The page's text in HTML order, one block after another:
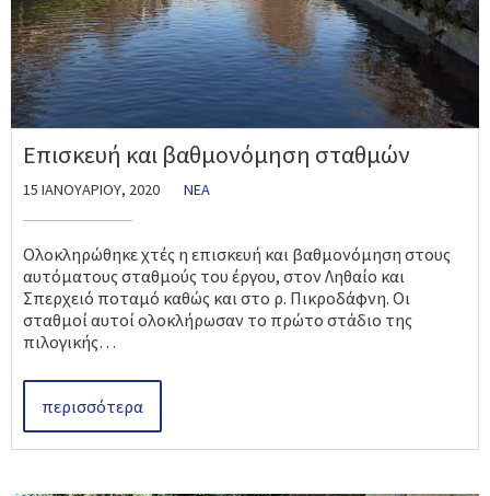
Επισκευή και βαθμονόμηση σταθμών
15 ΙΑΝΟΥΑΡΊΟΥ, 2020 ΝΈΑ
Ολοκληρώθηκε χτές η επισκευή και βαθμονόμηση στους
αυτόματους σταθμούς του έργου, στον Ληθαίο και
Σπερχειό ποταμό καθώς και στο ρ. Πικροδάφνη. Οι
σταθμοί αυτοί ολοκλήρωσαν το πρώτο στάδιο της
πιλογικής…
περισσότερα